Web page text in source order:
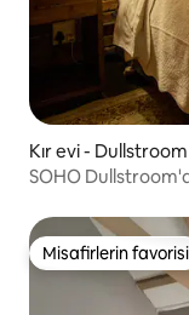
Kır evi - Dullstroom
SOHO
Misafirlerin favorisi
Misafirlerin favorisi